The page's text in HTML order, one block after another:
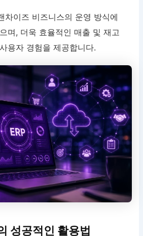
차이즈 비즈니스의 운영 방식에
며, 더욱 효율적인 매출 및 재고
용자 경험을 제공합니다.
성공적인 활용법